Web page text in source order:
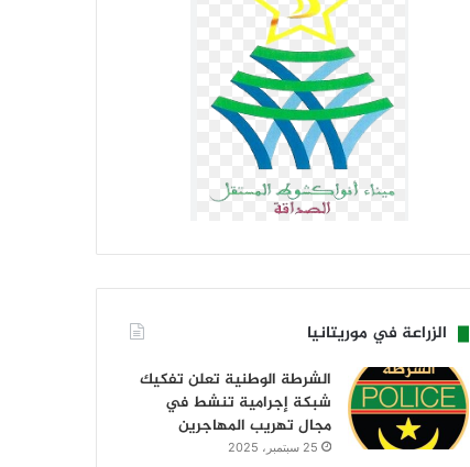
الزراعة في موريتانيا
الشرطة الوطنية تعلن تفكيك
شبكة إجرامية تنشط في
مجال تهريب المهاجرين
25 سبتمبر، 2025